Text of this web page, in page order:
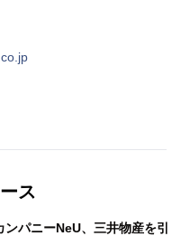
ス
ンパニーNeU、三井物産を引